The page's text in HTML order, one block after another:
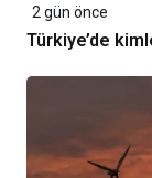
2 gün önce
Türkiye’de